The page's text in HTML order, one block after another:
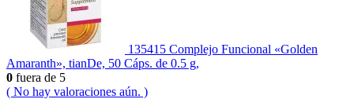
135415 Complejo Funcional «Golden
Amaranth», tianDe, 50 Cáps. de 0.5 g,
0 fuera de 5
( No hay valoraciones aún. )